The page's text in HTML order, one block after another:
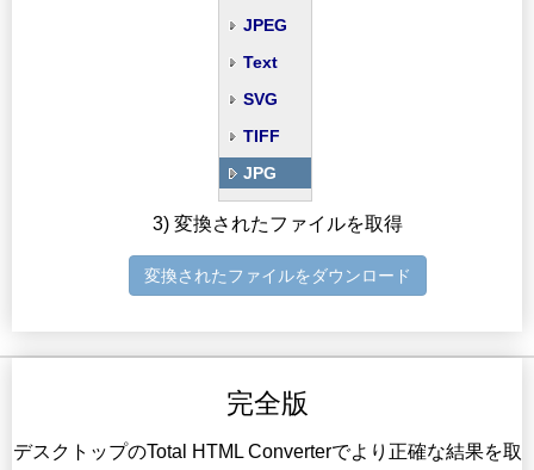
JPEG
Text
SVG
TIFF
JPG
3) 変換されたファイルを取得
変換されたファイルをダウンロード
完全版
デスクトップのTotal HTML Converterでより正確な結果を取